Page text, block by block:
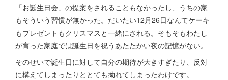
「お誕生日会」の提案をされることもなかったし、うちの家
もそういう習慣が無かった。だいたい12月26日なんてケーキ
もプレゼントもクリスマスと一緒にされる。そもそもわたし
が育った家庭では誕生日を祝うあたたかい夜の記憶がない。
そのせいで誕生日に対して自分の期待が大きすぎたり、反対
に構えてしまったりととても拗れてしまったわけです。